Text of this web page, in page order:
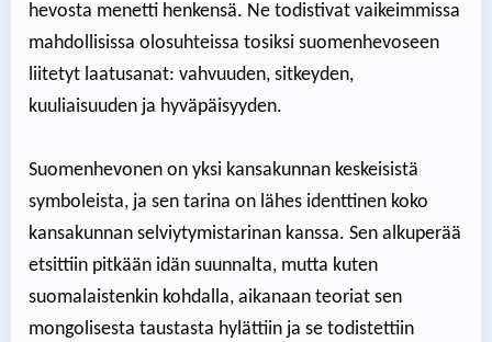
hevosta menetti henkensä. Ne todistivat vaikeimmissa
mahdollisissa olosuhteissa tosiksi suomenhevoseen
liitetyt laatusanat: vahvuuden, sitkeyden,
kuuliaisuuden ja hyväpäisyyden.
Suomenhevonen on yksi kansakunnan keskeisistä
symboleista, ja sen tarina on lähes identtinen koko
kansakunnan selviytymistarinan kanssa. Sen alkuperää
etsittiin pitkään idän suunnalta, mutta kuten
suomalaistenkin kohdalla, aikanaan teoriat sen
mongolisesta taustasta hylättiin ja se todistettiin